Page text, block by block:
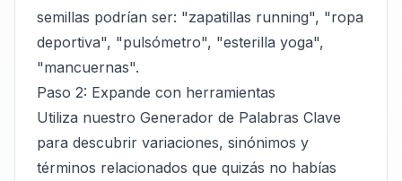
semillas podrían ser: "zapatillas running", "ropa
deportiva", "pulsómetro", "esterilla yoga",
"mancuernas".
Paso 2: Expande con herramientas
Utiliza nuestro Generador de Palabras Clave
para descubrir variaciones, sinónimos y
términos relacionados que quizás no habías